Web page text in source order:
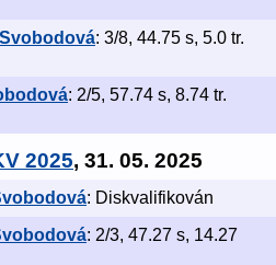
: 3/8, 44.75 s, 5.0 tr.
: 2/5, 57.74 s, 8.74 tr.
2025, 31. 05. 2025
: Diskvalifikován
: 2/3, 47.27 s, 14.27